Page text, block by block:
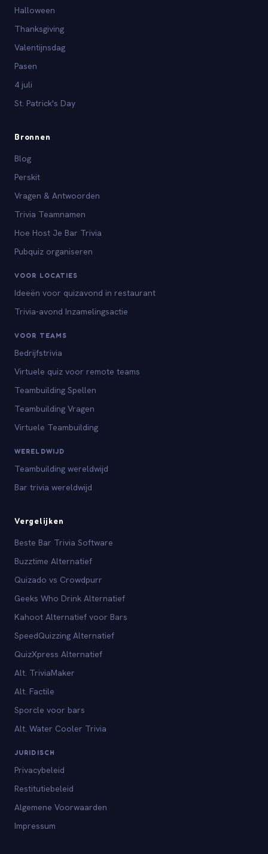
Halloween
Thanksgiving
Valentijnsdag
Pasen
4 juli
St. Patrick's Day
Bronnen
Blog
Perskit
Vragen & Antwoorden
Trivia Teamnamen
Hoe Host Je Bar Trivia
Pubquiz organiseren
VOOR LOCATIES
Ideeën voor quizavond in restaurant
Trivia-avond Inzamelingsactie
VOOR TEAMS
Bedrijfstrivia
Virtuele quiz voor remote teams
Teambuilding Spellen
Teambuilding Vragen
Virtuele Teambuilding
WERELDWIJD
Teambuilding wereldwijd
Bar trivia wereldwijd
Vergelijken
Beste Bar Trivia Software
Buzztime Alternatief
Quizado vs Crowdpurr
Geeks Who Drink Alternatief
Kahoot Alternatief voor Bars
SpeedQuizzing Alternatief
QuizXpress Alternatief
Alt. TriviaMaker
Alt. Factile
Sporcle voor bars
Alt. Water Cooler Trivia
JURIDISCH
Privacybeleid
Restitutiebeleid
Algemene Voorwaarden
Impressum